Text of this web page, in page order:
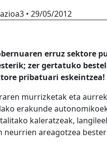
• 29/05/2012
erruz sektore
zer gertatuko
pribatuari
murrizketak eta
erakunde
kaleratzeak,
neurrien areagotzea